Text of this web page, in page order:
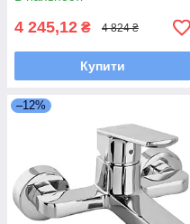
4 245,12 ₴ 4 824 ₴
Купити
–12%